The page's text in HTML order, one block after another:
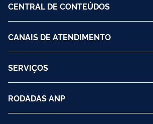
CENTRAL DE CONTEÚDOS
CANAIS DE ATENDIMENTO
SERVIÇOS
RODADAS ANP